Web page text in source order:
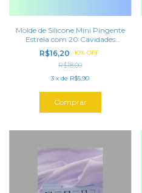
Molde de Silicone Mini Pingente
Estrela com 20 Cavidades
(2mm) para Tampa de Caneta
R$16,20 -10% OFF
R$18,00
3 xde R$5,90